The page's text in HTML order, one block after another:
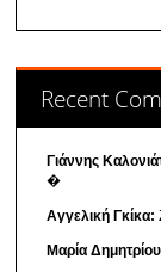
Recent
Γιάννης
�
Αγγελική Γκίκα:
Μαρία